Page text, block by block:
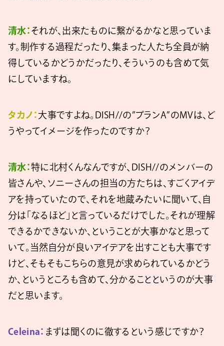
清水： それが、出来たものに繋がるかなと思っていま
す。制作する過程だったり、集まった人たち全員が納
得しているかどうかだったり、そういうのも含めて気
にしていますね。
タカノ： 大事ですよね。DISH//の”プランA”のMVは、ど
うやってイメージを作ったのですか？
清水：特に北村くんなんですが、DISH//のメンバーの
皆さんや、ソニーさんの担当の方たちは、すごくアイデ
アを持っていたので、それを地蔵みたいに聞いて、自
分は「なるほど」と言っているだけでした。それが理解
できるかできないか、ということが大事かなと思って
いて。当然自分が良いアイデアを出すことも大事です
けど、そもそもこちらの意見が求められているかどう
か、というところも含めて、分かることというのが大事
だと思います。
Celeina： まずは聞くのに徹するという感じですか？